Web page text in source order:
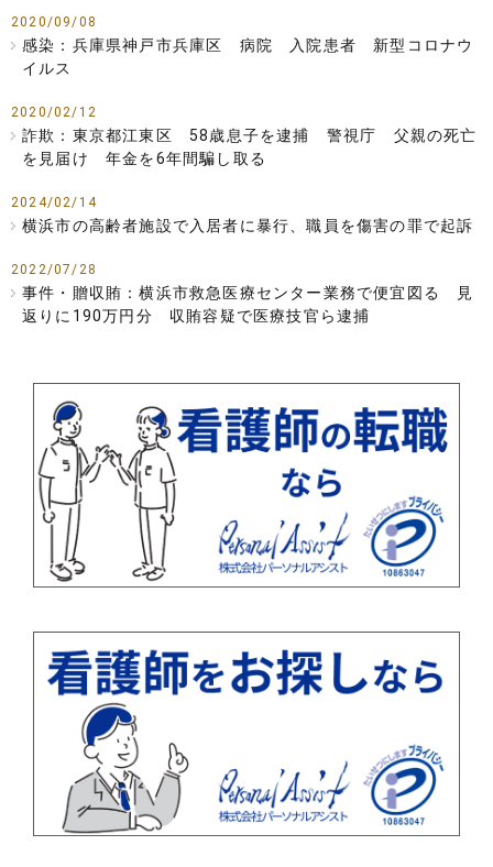
2020/09/08
感染：兵庫県神戸市兵庫区 病院 入院患者 新型コロナウ
イルス
2020/02/12
詐欺：東京都江東区 58歳息子を逮捕 警視庁 父親の死亡
を見届け 年金を6年間騙し取る
2024/02/14
横浜市の高齢者施設で入居者に暴行、職員を傷害の罪で起訴
2022/07/28
事件・贈収賄：横浜市救急医療センター業務で便宜図る 見
返りに190万円分 収賄容疑で医療技官ら逮捕